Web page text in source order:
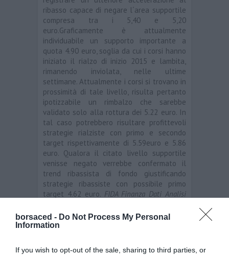
borsaced - Do Not Process My Personal
Information
If you wish to opt-out of the sale, sharing to third parties, or
ribasso capace di negare l´area supportile
compresa tra i 5,40 e 5,20
euro.Graficamente è attualmente
individuabile un supporto importante a
quota 4.90 euro, soglia da cui i corsi hanno
iniziato il rialzo di inizio 2015 e lambita,
rimanendo inviolata, nelle ultime
settimane. Attualmente i corsi si trovano in
prossimità di tale livello, risulta pertanto
ipotizzabile un rimbalzo che sarebbe
validato solo alla rottura dei 5.22 euro. In
tal caso potrebbero risultare profittevoli
strategie rialziste con primo e secondo
target rispettivamente di 5.59euro e 5.86
euro. Qualora il citato livello supportile
venisse negato verrebbe confermato il
trend ribassista di fondo giustificando
strategie ribassiste con possibile primo
target 4.62 euro. FIDA Finanza Dati Analisi
Unicredit
←Cattolica Assicurazioni Snam→